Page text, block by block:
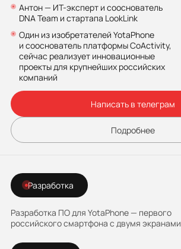
Антон — ИТ-эксперт и сооснователь
DNA Team и стартапа LookLink
Один из изобретателей YotaPhone
и сооснователь платформы CoActivity,
сейчас реализует инновационные
проекты для крупнейших российских
компаний
Написать в телеграм
Подробнее
Разработка
Разработка ПО для YotaPhone — первого
российского смартфона с двумя экранами